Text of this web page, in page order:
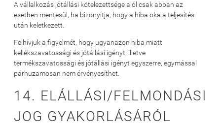
A vállalkozás jótállási kötelezettsége alól csak abban az
esetben mentesül, ha bizonyítja, hogy a hiba oka a teljesítés
után keletkezett.
Felhívjuk a figyelmét, hogy ugyanazon hiba miatt
kellékszavatossági és jótállási igényt, illetve
termékszavatossági és jótállási igényt egyszerre, egymással
párhuzamosan nem érvényesíthet.
14. ELÁLLÁSI/FELMONDÁSI
JOG GYAKORLÁSÁRÓL